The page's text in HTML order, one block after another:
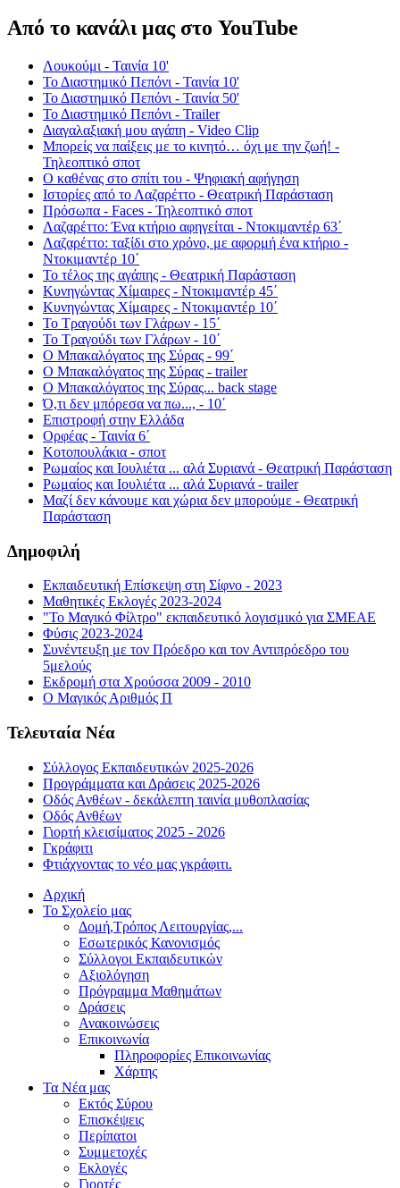
Από το κανάλι μας στο YouTube
Λουκούμι - Ταινία 10'
Το Διαστημικό Πεπόνι - Ταινία 10'
Το Διαστημικό Πεπόνι - Ταινία 50'
Το Διαστημικό Πεπόνι - Trailer
Διαγαλαξιακή μου αγάπη - Video Clip
Μπορείς να παίξεις με το κινητό… όχι με την ζωή! -
Τηλεοπτικό σποτ
Ο καθένας στο σπίτι του - Ψηφιακή αφήγηση
Ιστορίες από το Λαζαρέττο - Θεατρική Παράσταση
Πρόσωπα - Faces - Τηλεοπτικό σποτ
Λαζαρέττο: Ένα κτήριο αφηγείται - Ντοκιμαντέρ 63΄
Λαζαρέττο: ταξίδι στο χρόνο, με αφορμή ένα κτήριο -
Ντοκιμαντέρ 10΄
Το τέλος της αγάπης - Θεατρική Παράσταση
Κυνηγώντας Χίμαιρες - Ντοκιμαντέρ 45΄
Κυνηγώντας Χίμαιρες - Ντοκιμαντέρ 10΄
Το Τραγούδι των Γλάρων - 15΄
Το Τραγούδι των Γλάρων - 10΄
Ο Μπακαλόγατος της Σύρας - 99΄
Ο Μπακαλόγατος της Σύρας - trailer
Ο Μπακαλόγατος της Σύρας... back stage
Ό,τι δεν μπόρεσα να πω..., - 10΄
Επιστροφή στην Ελλάδα
Ορφέας - Ταινία 6΄
Κοτοπουλάκια - σποτ
Ρωμαίος και Ιουλιέτα ... αλά Συριανά - Θεατρική Παράσταση
Ρωμαίος και Ιουλιέτα ... αλά Συριανά - trailer
Μαζί δεν κάνουμε και χώρια δεν μπορούμε - Θεατρική
Παράσταση
Δημοφιλή
Εκπαιδευτική Επίσκεψη στη Σίφνο - 2023
Μαθητικές Εκλογές 2023-2024
"Το Μαγικό Φίλτρο" εκπαιδευτικό λογισμικό για ΣΜΕΑΕ
Φύσις 2023-2024
Συνέντευξη με τον Πρόεδρο και τον Αντιπρόεδρο του
5μελούς
Εκδρομή στα Χρούσσα 2009 - 2010
Ο Μαγικός Αριθμός Π
Τελευταία Νέα
Σύλλογος Εκπαιδευτικών 2025-2026
Προγράμματα και Δράσεις 2025-2026
Οδός Ανθέων - δεκάλεπτη ταινία μυθοπλασίας
Οδός Ανθέων
Γιορτή κλεισίματος 2025 - 2026
Γκράφιτι
Φτιάχνοντας το νέο μας γκράφιτι.
Αρχική
Το Σχολείο μας
Δομή,Τρόπος Λειτουργίας,...
Εσωτερικός Κανονισμός
Σύλλογοι Εκπαιδευτικών
Αξιολόγηση
Πρόγραμμα Μαθημάτων
Δράσεις
Ανακοινώσεις
Επικοινωνία
Πληροφορίες Επικοινωνίας
Χάρτης
Τα Νέα μας
Εκτός Σύρου
Επισκέψεις
Περίπατοι
Συμμετοχές
Εκλογές
Γιορτές